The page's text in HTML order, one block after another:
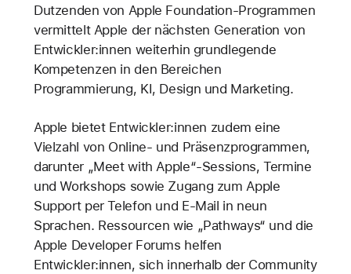
Dutzenden von Apple Foundation-Programmen
vermittelt Apple der nächsten Generation von
Entwickler:innen weiterhin grundlegende
Kompetenzen in den Bereichen
Programmierung, KI, Design und Marketing.
Apple bietet Entwickler:innen zudem eine
Vielzahl von Online- und Präsenzprogrammen,
darunter „Meet with Apple“-Sessions, Termine
und Workshops sowie Zugang zum Apple
Support per Telefon und E-Mail in neun
Sprachen. Ressourcen wie „Pathways“ und die
Apple Developer Forums helfen
Entwickler:innen, sich innerhalb der Community